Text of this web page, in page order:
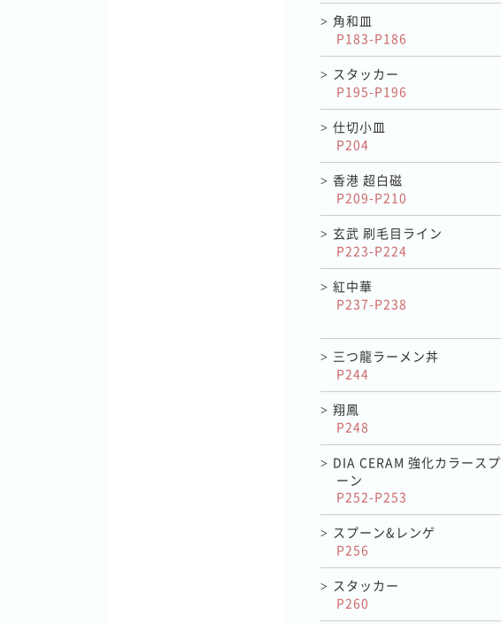
> 角和皿
P183-P186
> スタッカー
P195-P196
> 仕切小皿
P204
> 香港 超白磁
P209-P210
> 玄武 刷毛目ライン
P223-P224
> 紅中華
P237-P238
> 三つ龍ラーメン丼
P244
> 翔鳳
P248
> DIA CERAM 強化カラースプ
ーン
P252-P253
> スプーン&レンゲ
P256
> スタッカー
P260